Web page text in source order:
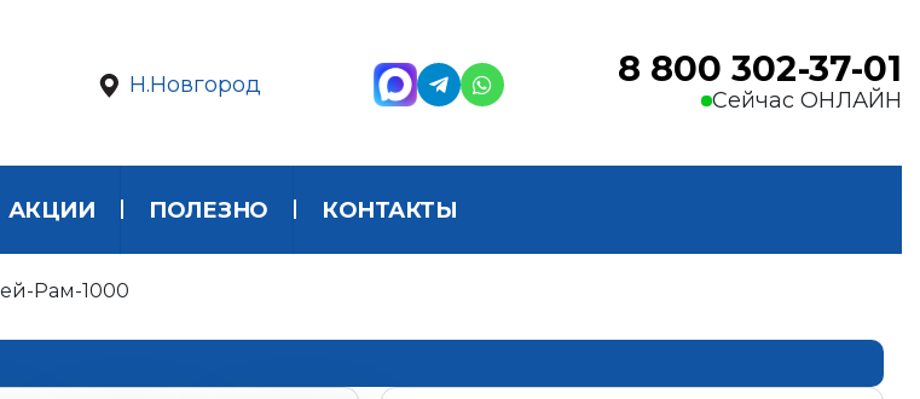
Н.Новгород 8 800 302-37-01
Сейчас ОНЛАЙН
АКЦИИ ПОЛЕЗНО КОНТАКТЫ
Рам-1000